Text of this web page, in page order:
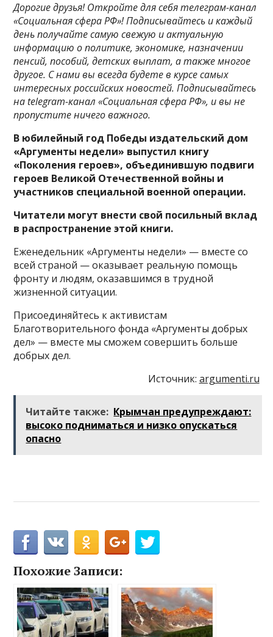
Дорогие друзья! Откройте для себя телеграм-канал
«Социальная сфера РФ»! Подписывайтесь и каждый
день получайте самую свежую и актуальную
информацию о политике, экономике, назначении
пенсий, пособий, детских выплат, а также многое
другое. С нами вы всегда будете в курсе самых
интересных российских новостей. Подписывайтесь
на telegram-канал «Социальная сфера РФ», и вы не
пропустите ничего важного.
В юбилейный год Победы издательский дом
«Аргументы недели» выпустил книгу
«Поколения героев», объединившую подвиги
героев Великой Отечественной войны и
участников специальной военной операции.
Читатели могут внести свой посильный вклад
в распространение этой книги.
Еженедельник «Аргументы недели» — вместе со
всей страной — оказывает реальную помощь
фронту и людям, оказавшимся в трудной
жизненной ситуации.
Присоединяйтесь к активистам
Благотворительного фонда «Аргументы добрых
дел» — вместе мы сможем совершить больше
добрых дел.
Источник: argumenti.ru
Читайте также: Крымчан предупреждают:
высоко подниматься и низко опускаться
опасно
Похожие Записи: